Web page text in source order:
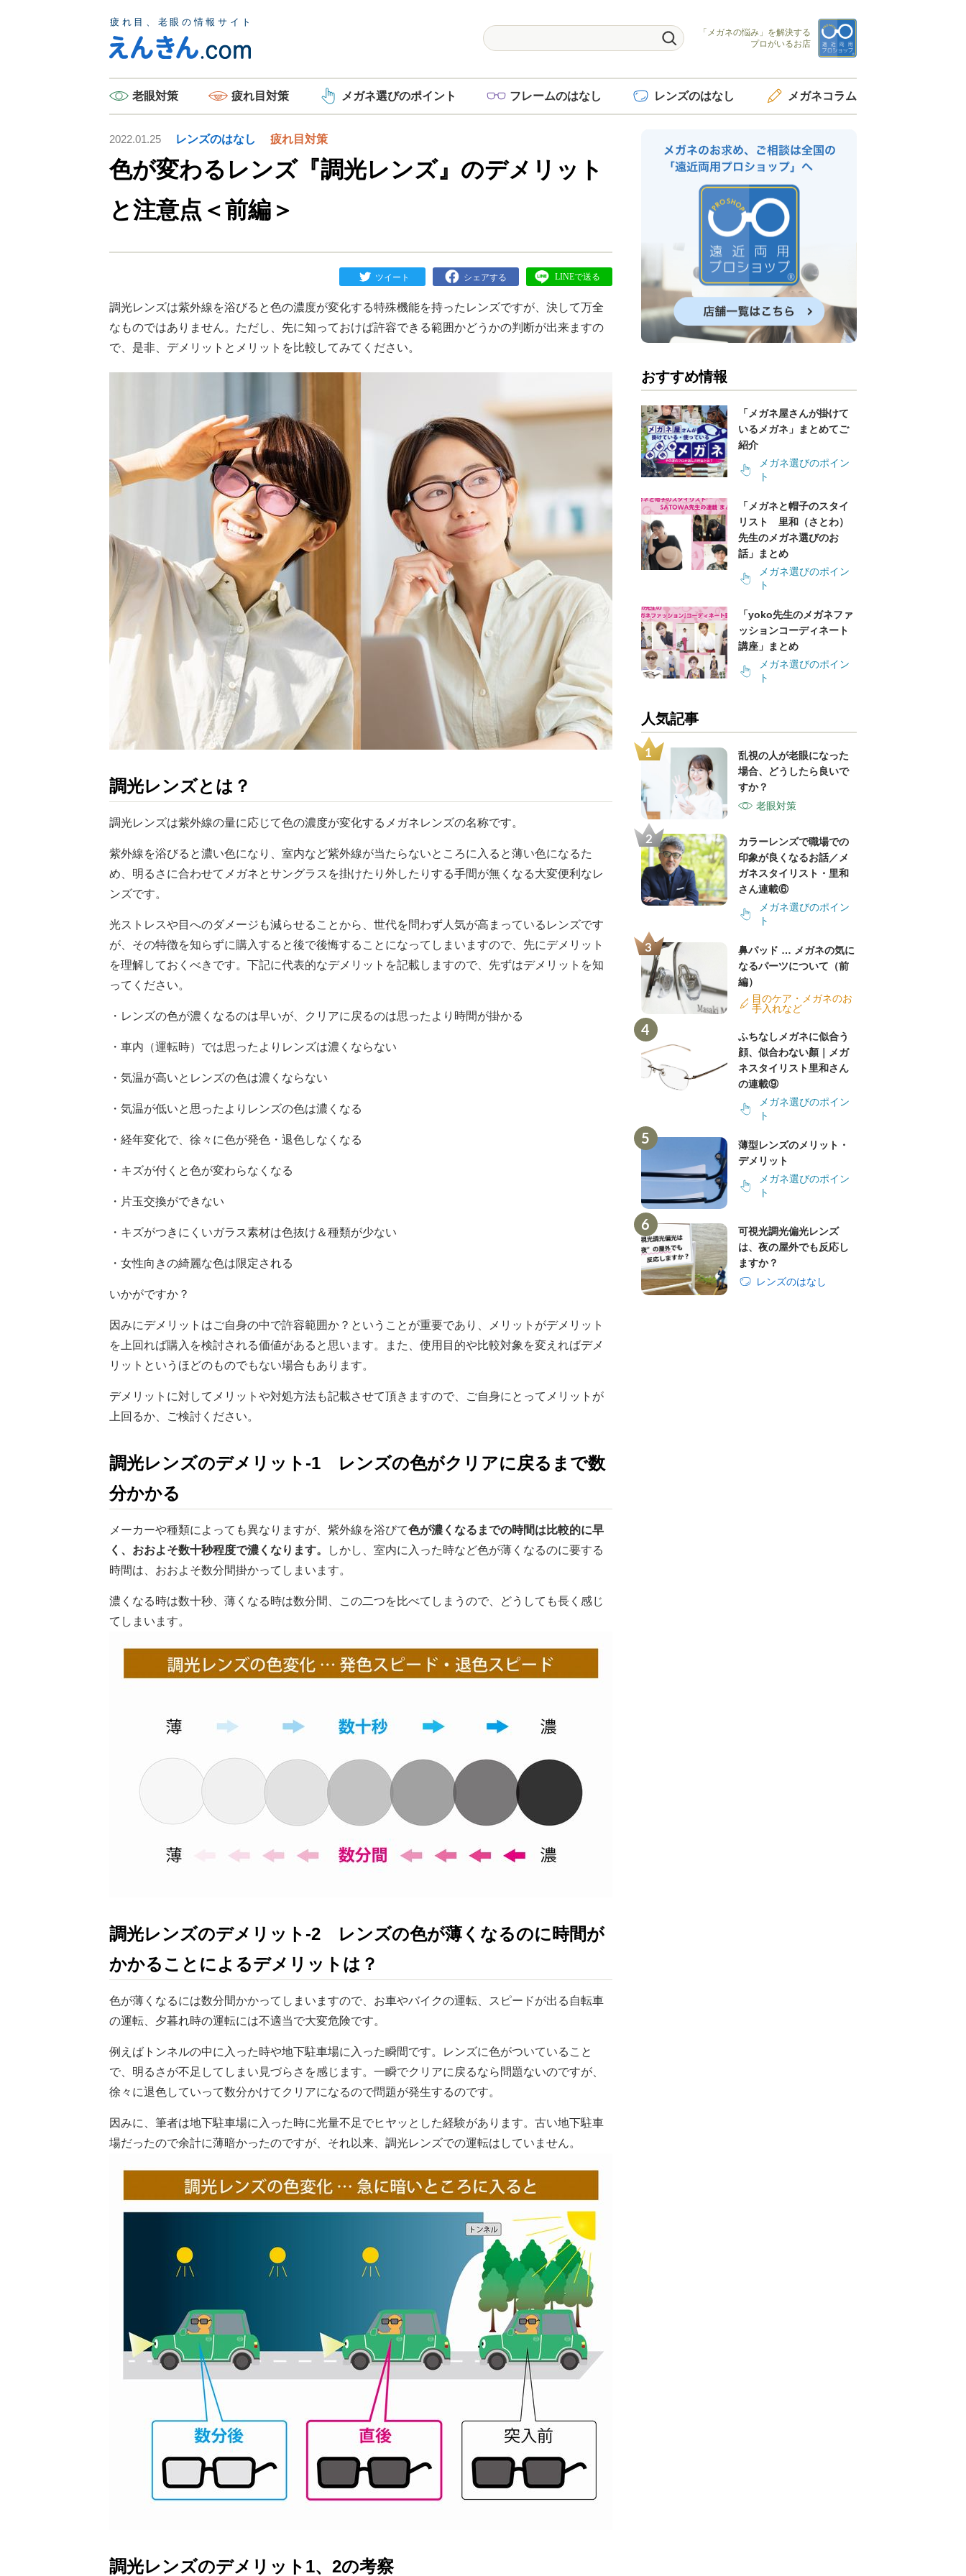
「メガネの悩み」を解決する
プロがいるお店
老眼対策 疲れ目 対策 メガネ選びのポイント フレームのはなし レンズのはなし メガネコラム
2022.01.25 レンズのはなし 疲れ目対策
色が変わるレンズ『調光レンズ』のデメリット
と注意点＜前編＞
調光レンズは紫外線を浴びると色の濃度が変化する特殊機能を持ったレンズですが、決して万全
なものではありません。ただし、先に知っておけば許容できる範囲かどうかの判断が出来ますの
で、是非、デメリットとメリットを比較してみてください。
調光レンズとは？
調光レンズは紫外線の量に応じて⾊の濃度が変化するメガネレンズの名称です。
紫外線を浴びると濃い色になり、室内など紫外線が当たらないところに入ると薄い色になるた
め、明るさに合わせてメガネとサングラスを掛けたり外したりする手間が無くなる大変便利なレ
ンズです。
光ストレスや目へのダメージも減らせることから、世代を問わず人気が高まっているレンズです
が、その特徴を知らずに購入すると後で後悔することになってしまいますので、先にデメリット
を理解しておくべきです。下記に代表的なデメリットを記載しますので、先ずはデメリットを知
ってください。
・レンズの色が濃くなるのは早いが、クリアに戻るのは思ったより時間が掛かる
・車内（運転時）では思ったよりレンズは濃くならない
・気温が高いとレンズの色は濃くならない
・気温が低いと思ったよりレンズの色は濃くなる
・経年変化で、徐々に色が発色・退色しなくなる
・キズが付くと色が変わらなくなる
・片玉交換ができない
・キズがつきにくいガラス素材は色抜け＆種類が少ない
・女性向きの綺麗な色は限定される
いかがですか？
因みにデメリットはご自身の中で許容範囲か？ということが重要であり、メリットがデメリット
を上回れば購入を検討される価値があると思います。また、使用目的や比較対象を変えればデメ
リットというほどのものでもない場合もあります。
デメリットに対してメリットや対処方法も記載させて頂きますので、ご自身にとってメリットが
上回るか、ご検討ください。
調光レンズのデメリット-1 レンズの色がクリアに戻るまで数
分かかる
メーカーや種類によっても異なりますが、紫外線を浴びて色が濃くなるまでの時間は比較的に早
く、おおよそ数十秒程度で濃くなります。
しかし、室内に入った時など色が薄くなるのに要する
時間は、おおよそ数分間掛かってしまいます。
濃くなる時は数十秒、薄くなる時は数分間、この二つを比べてしまうので、どうしても長く感じ
てしまいます。
調光レンズのデメリット-2 レンズの色が薄くなるのに時間が
かかることによるデメリットは？
色が薄くなるには数分間かかってしまいますので、お車やバイクの運転、スピードが出る自転車
の運転、夕暮れ時の運転には不適当で大変危険です。
例えばトンネルの中に入った時や地下駐車場に入った瞬間です。レンズに色がついていること
で、明るさが不足してしまい見づらさを感じます。一瞬でクリアに戻るなら問題ないのですが、
徐々に退色していって数分かけてクリアになるので問題が発生するのです。
因みに、筆者は地下駐車場に入った時に光量不足でヒヤッとした経験があります。古い地下駐車
場だったので余計に薄暗かったのですが、それ以来、調光レンズでの運転はしていません。
調光レンズのデメリット1、2の考察
おすすめ情報
「メガネ屋さんが掛けて
いるメガネ」まとめてご
紹介
メガネ選びのポイン
ト
「メガネと帽子のスタイ
リスト 里和（さとわ）
先生のメガネ選びのお
話」まとめ
メガネ選びのポイン
ト
「yoko先生のメガネファ
ッションコーディネート
講座」まとめ
メガネ選びのポイン
ト
人気記事
乱視の人が老眼になった
場合、どうしたら良いで
すか？
老眼対策
カラーレンズで職場での
印象が良くなるお話／メ
ガネスタイリスト・里和
さん連載⑥
メガネ選びのポイン
ト
鼻パッド … メガネの気に
なるパーツについて（前
編）
目のケア・メガネのお
手入れなど
ふちなしメガネに似合う
顔、似合わない顏｜メガ
ネスタイリスト里和さん
の連載⑨
メガネ選びのポイン
ト
薄型レンズのメリット・
デメリット
メガネ選びのポイン
ト
可視光調光偏光レンズ
は、夜の屋外でも反応し
ますか？
レンズのはなし